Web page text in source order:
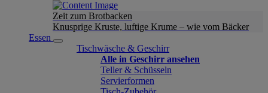
Zeit zum Brotbacken
Knusprige Kruste, luftige Krume – wie vom Bäcker
Essen
Tischwäsche & Geschirr
Alle in Geschirr ansehen
Teller & Schüsseln
Servierformen